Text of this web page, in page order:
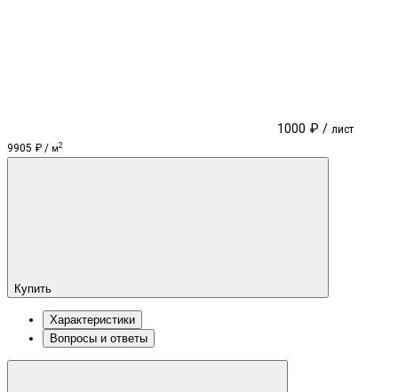
1000 ₽ / лист
9905 ₽ / м2
Купить
Характеристики
Вопросы и ответы